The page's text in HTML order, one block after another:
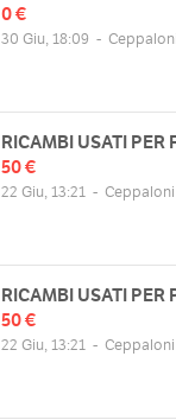
0 €
30 Giu, 18:09 - Ceppaloni
RICAMBI USATI PER
50 €
22 Giu, 13:21 - Ceppaloni
RICAMBI USATI PER
50 €
22 Giu, 13:21 - Ceppaloni